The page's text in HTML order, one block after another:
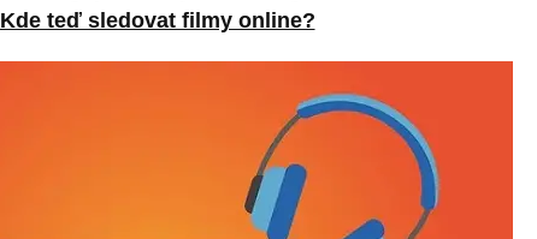
Kde teď sledovat filmy online?